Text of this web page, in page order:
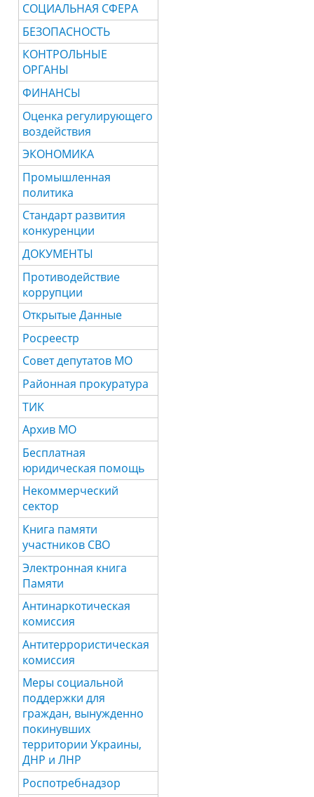
СОЦИАЛЬНАЯ СФЕРА
БЕЗОПАСНОСТЬ
КОНТРОЛЬНЫЕ
ОРГАНЫ
ФИНАНСЫ
Оценка регулирующего
воздействия
ЭКОНОМИКА
Промышленная
политика
Стандарт развития
конкуренции
ДОКУМЕНТЫ
Противодействие
коррупции
Открытые Данные
Росреестр
Совет депутатов МО
Районная прокуратура
ТИК
Архив МО
Бесплатная
юридическая помощь
Некоммерческий
сектор
Книга памяти
участников СВО
Электронная книга
Памяти
Антинаркотическая
комиссия
Антитеррористическая
комиссия
Меры социальной
поддержки для
граждан, вынужденно
покинувших
территории Украины,
ДНР и ЛНР
Роспотребнадзор